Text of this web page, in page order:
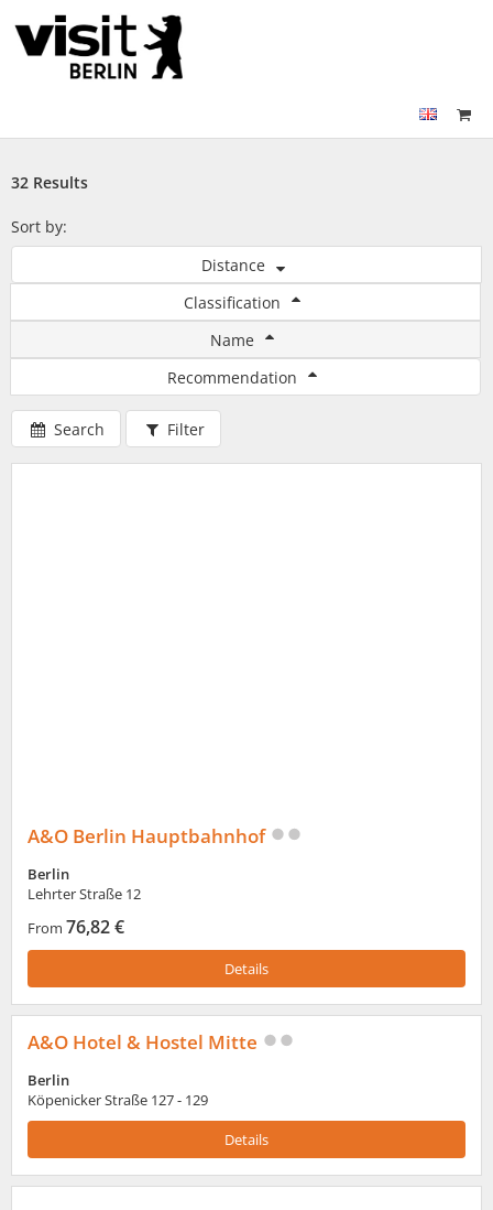
32 Results
Sort by:
Distance
Classification
Name
Recommendation
Search Filter
A&O Berlin Hauptbahnhof
Berlin
Lehrter Straße 12
From 76,82 €
Details
A&O Hotel & Hostel Mitte
Berlin
Köpenicker Straße 127 - 129
Details